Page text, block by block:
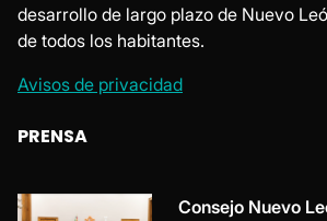
desarrollo de largo plazo de Nuevo
de todos los habitantes.
Avisos de privacidad
PRENSA
Consejo Nuevo